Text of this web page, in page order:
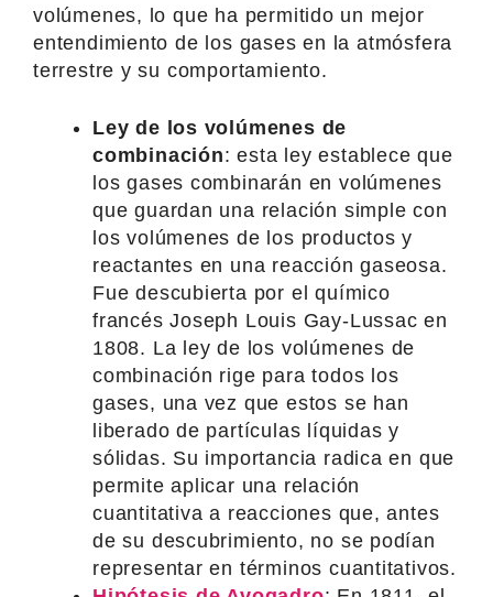
volúmenes, lo que ha permitido un mejor
entendimiento de los gases en la atmósfera
terrestre y su comportamiento.
Ley de los volúmenes de
combinación: esta ley establece que
los gases combinarán en volúmenes
que guardan una relación simple con
los volúmenes de los productos y
reactantes en una reacción gaseosa.
Fue descubierta por el químico
francés Joseph Louis Gay-Lussac en
1808. La ley de los volúmenes de
combinación rige para todos los
gases, una vez que estos se han
liberado de partículas líquidas y
sólidas. Su importancia radica en que
permite aplicar una relación
cuantitativa a reacciones que, antes
de su descubrimiento, no se podían
representar en términos cuantitativos.